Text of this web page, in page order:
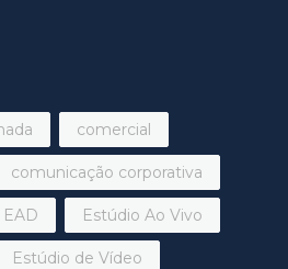
comercial
comunicação corporativa
EAD Estúdio Ao Vivo
Estúdio de Vídeo